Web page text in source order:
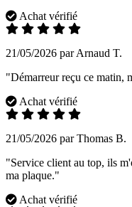
Achat vérifié
21/05/2026 par Arnaud T.
"Démarreur reçu ce matin,
Achat vérifié
21/05/2026 par Thomas B.
"Service client au top, ils
ma plaque."
Achat vérifié